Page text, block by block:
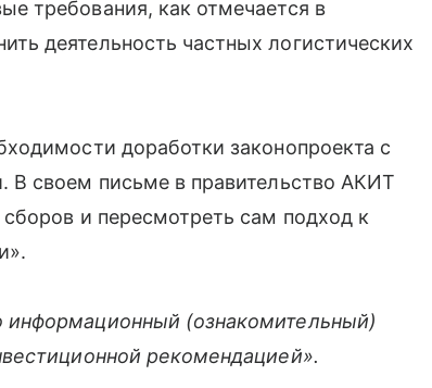
требования, как отмечается в
деятельность частных логистических
доработки законопроекта с
В своем письме в правительство АКИТ
и пересмотреть сам подход к
информационный (ознакомительный)
рекомендацией».